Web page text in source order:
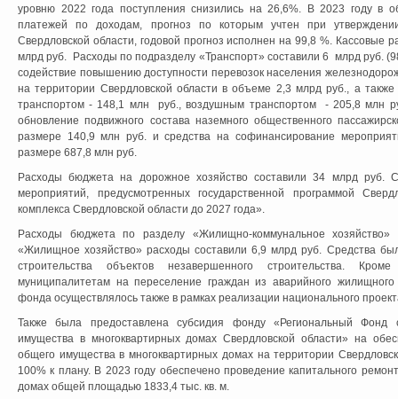
уровню 2022 года поступления снизились на 26,6%. В 2023 году в
платежей по доходам, прогноз по которым учтен при
Свердловской области, годовой прогноз исполнен на 99,8 %. Кассовые
млрд руб. Расходы по подразделу «Транспорт» составили 6 млрд руб.
содействие повышению доступности перевозок населения
на территории Свердловской области в объеме 2,3 млрд руб., а
транспортом - 148,1 млн руб., воздушным транспортом - 205,8 млн
обновление подвижного состава наземного общественного
размере 140,9 млн руб. и средства на софинансирование
размере 687,8 млн руб.
Расходы бюджета на дорожное хозяйство составили 34 млрд руб.
мероприятий, предусмотренных государственной программой
комплекса Свердловской области до 2027 года».
Расходы бюджета по разделу «Жилищно-коммунальное
«Жилищное хозяйство» расходы составили 6,9 млрд руб. Средства
строительства объектов незавершенного строительства.
муниципалитетам на переселение граждан из аварийного
фонда осуществлялось также в рамках реализации национального
Также была предоставлена субсидия фонду «Региональный Фонд
имущества в многоквартирных домах Свердловской области» на
общего имущества в многоквартирных домах на территории
100% к плану. В 2023 году обеспечено проведение капитального
домах общей площадью 1833,4 тыс. кв. м.